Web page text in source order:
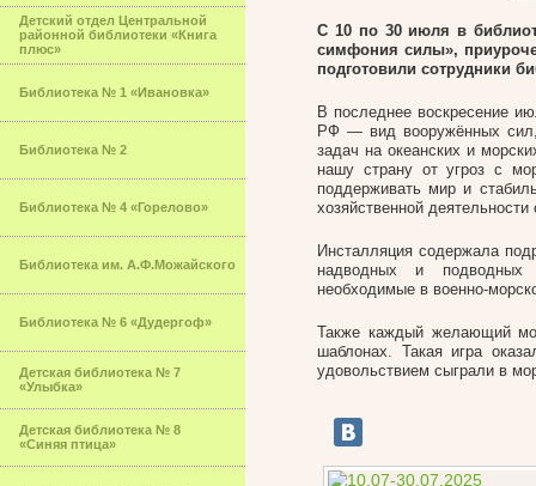
Детский отдел Центральной
районной библиотеки «Книга
плюс»
Библиотека № 1 «Ивановка»
Библиотека № 2
Библиотека № 4 «Горелово»
Библиотека им. А.Ф.Можайского
Библиотека № 6 «Дудергоф»
Детская библиотека № 7
«Улыбка»
Детская библиотека № 8
«Синяя птица»
С 10 по 30 июля в
симфония силы»,
подготовили сотрудники
В последнее воскресение
РФ — вид вооружённых сил,
задач на океанских и
нашу страну от угроз с
поддерживать мир и
хозяйственной
Инсталляция содержала
надводных и подводных
необходимые в военно-
Также каждый желающий
шаблонах. Такая игра
удовольствием сыграли в